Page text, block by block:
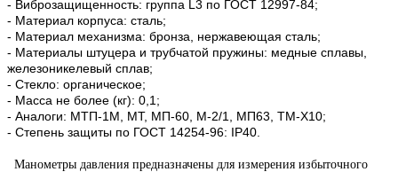
- Виброзащищенность: группа L3 по ГОСТ 12997-84;
- Материал корпуса: сталь;
- Материал механизма: бронза, нержавеющая сталь;
- Материалы штуцера и трубчатой пружины: медные сплавы,
железоникелевый сплав;
- Стекло: органическое;
- Масса не более (кг): 0,1;
- Аналоги: МТП-1М, МТ, МП-60, М-2/1, МП63, ТМ-Х10;
- Степень защиты по ГОСТ 14254-96: IP40.
Манометры давления предназначены для измерения избыточного